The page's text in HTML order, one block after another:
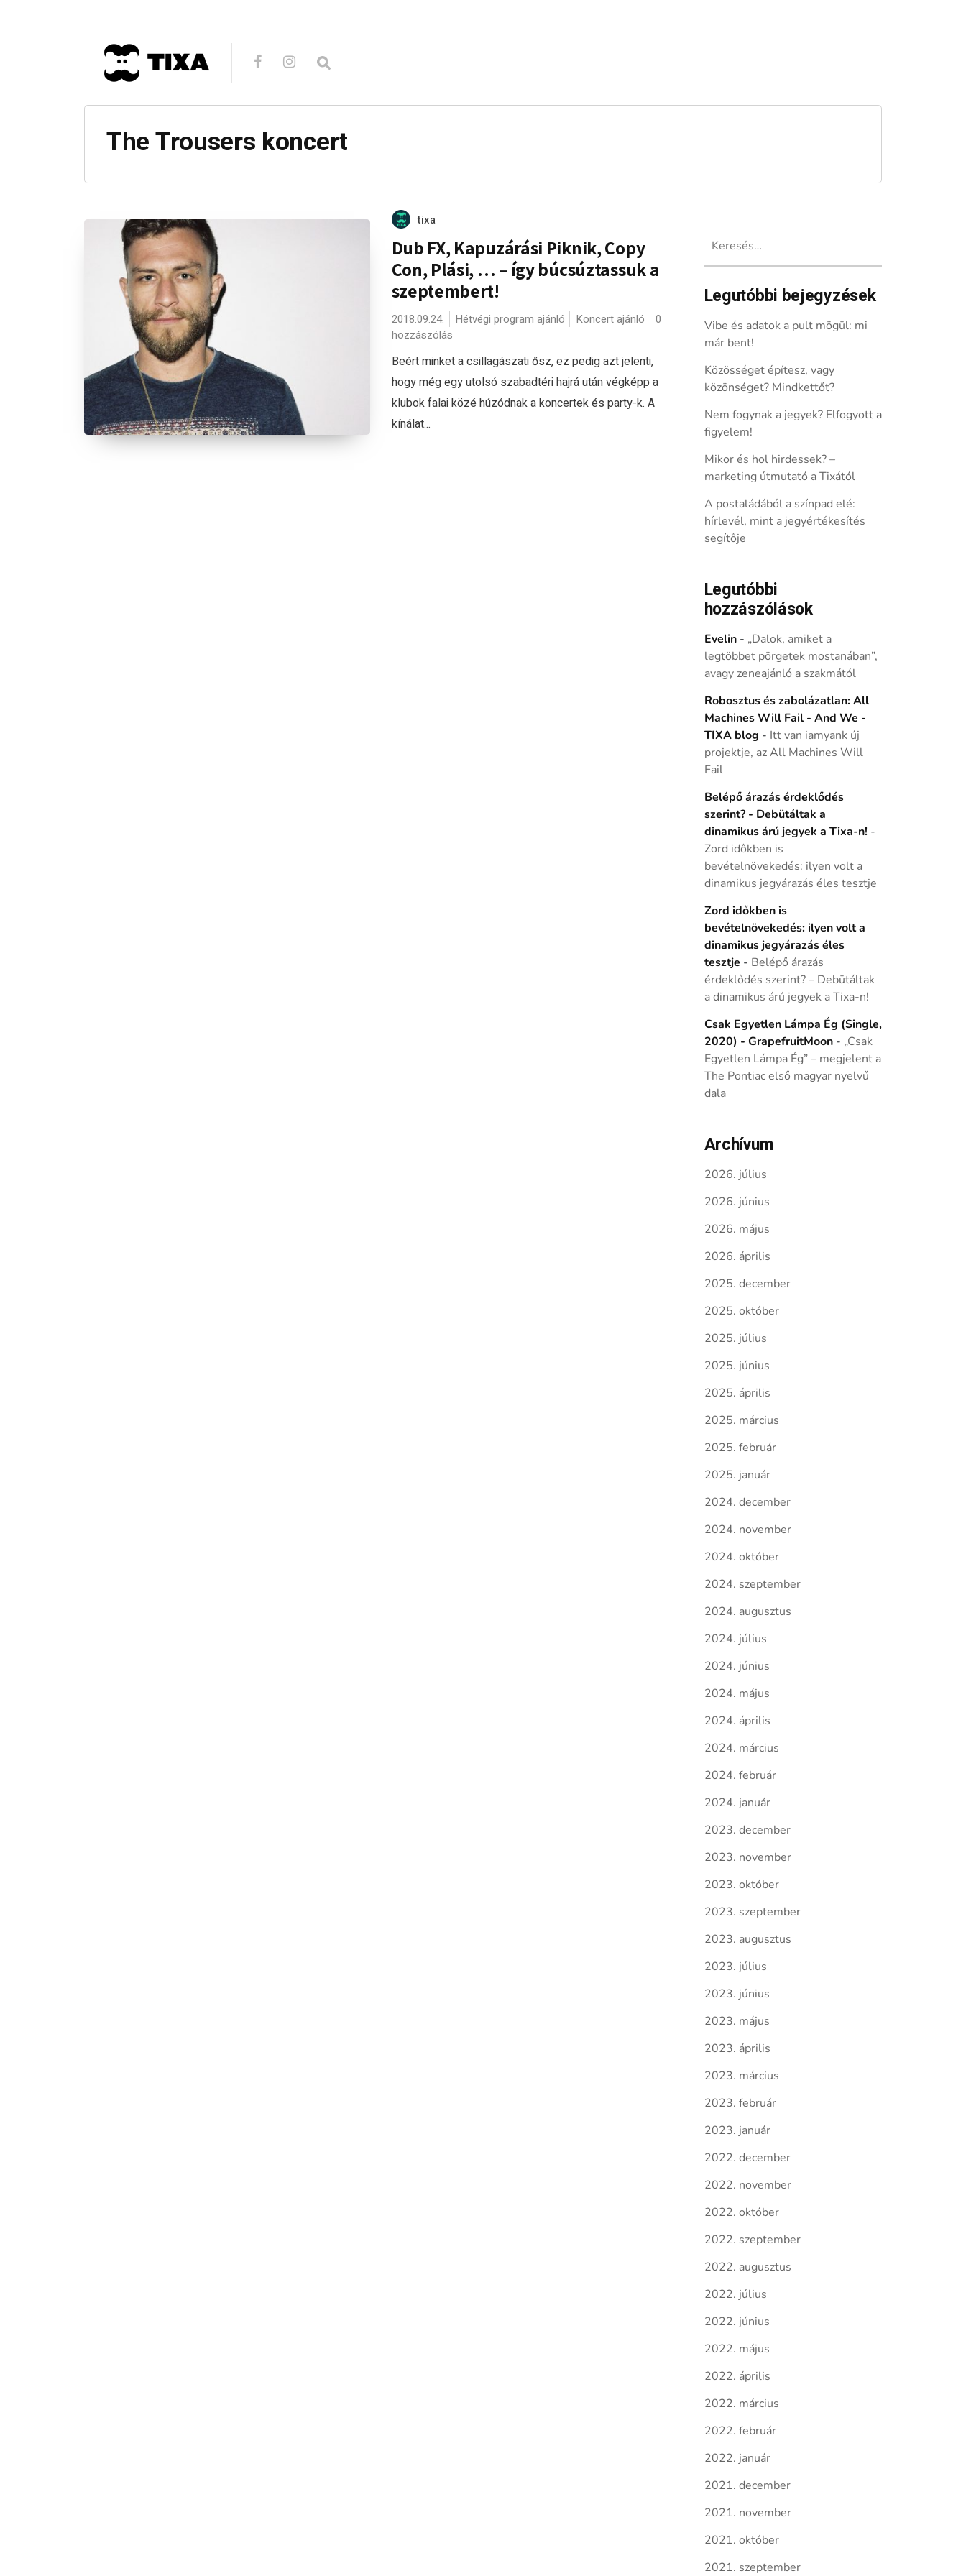
The Trousers koncert
tixa
Dub FX, Kapuzárási Piknik, Copy
Con, Plási, … – így búcsúztassuk a
szeptembert!
2018.09.24. Hétvégi program ajánló Koncert ajánló
0
hozzászólás
Beért minket a csillagászati ősz, ez pedig azt jelenti,
hogy még egy utolsó szabadtéri hajrá után végképp a
klubok falai közé húzódnak a koncertek és party-k. A
kínálat...
Legutóbbi bejegyzések
Vibe és adatok a pult mögül: mi
már bent!
Közösséget építesz, vagy
közönséget? Mindkettőt?
Nem fogynak a jegyek? Elfogyott a
figyelem!
Mikor és hol hirdessek? –
marketing útmutató a Tixától
A postaládából a színpad elé:
hírlevél, mint a jegyértékesítés
segítője
Legutóbbi
hozzászólások
Evelin- „Dalok, amiket a
legtöbbet pörgetek mostanában”,
avagy zeneajánló a szakmától
Robosztus és zabolázatlan: All
Machines Will Fail - And We -
TIXA blog - Itt van iamyank új
projektje, az All Machines Will
Fail
Belépő árazás érdeklődés
szerint? - Debütáltak a
dinamikus árú jegyek a Tixa-n! -
Zord időkben is
bevételnövekedés: ilyen volt a
dinamikus jegyárazás éles tesztje
Zord időkben is
bevételnövekedés: ilyen volt a
dinamikus jegyárazás éles
tesztje - Belépő árazás
érdeklődés szerint? – Debütáltak
a dinamikus árú jegyek a Tixa-n!
Csak Egyetlen Lámpa Ég (Single,
2020) - GrapefruitMoon- „Csak
Egyetlen Lámpa Ég” – megjelent a
The Pontiac első magyar nyelvű
dala
Archívum
2026. július
2026. június
2026. május
2026. április
2025. december
2025. október
2025. július
2025. június
2025. április
2025. március
2025. február
2025. január
2024. december
2024. november
2024. október
2024. szeptember
2024. augusztus
2024. július
2024. június
2024. május
2024. április
2024. március
2024. február
2024. január
2023. december
2023. november
2023. október
2023. szeptember
2023. augusztus
2023. július
2023. június
2023. május
2023. április
2023. március
2023. február
2023. január
2022. december
2022. november
2022. október
2022. szeptember
2022. augusztus
2022. július
2022. június
2022. május
2022. április
2022. március
2022. február
2022. január
2021. december
2021. november
2021. október
2021. szeptember